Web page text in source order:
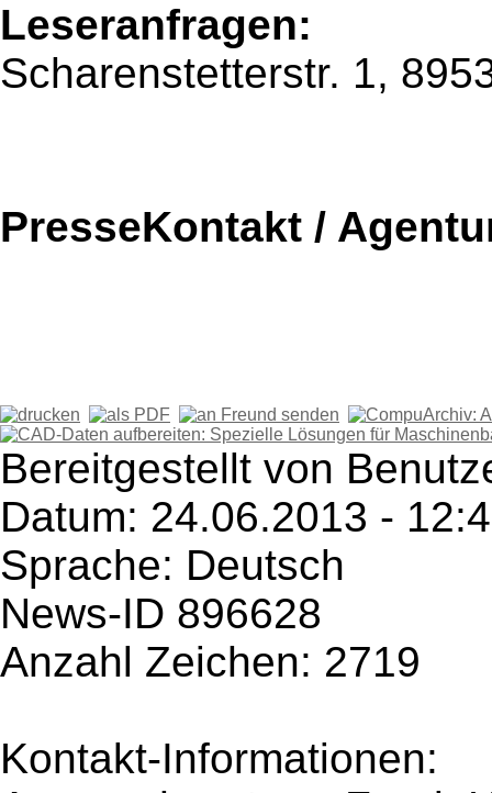
Leseranfragen:
Scharenstetterstr. 1,
PresseKontakt /
Bereitgestellt von
Datum: 24.06.2013 -
Sprache: Deutsch
News-ID 896628
Anzahl Zeichen: 2719
Kontakt-Informationen: